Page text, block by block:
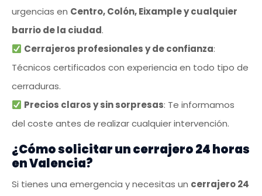
urgencias en Centro, Colón, Eixample y cualquier
barrio de la ciudad.
Cerrajeros profesionales y de confianza:
Técnicos certificados con experiencia en todo tipo de
cerraduras.
Precios claros y sin sorpresas: Te informamos
del coste antes de realizar cualquier intervención.
¿Cómo solicitar un cerrajero 24 horas
en Valencia?
Si tienes una emergencia y necesitas un cerrajero 24